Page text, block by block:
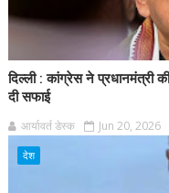
दिल्ली : कांग्रेस ने प्रधानमंत्री
दी सफाई
आर्यावर्त डेस्क Jun 20, 2026
देश